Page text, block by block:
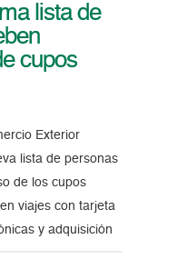
lista de
cupos
Exterior
lista de personas
de los cupos
viajes con tarjeta
y adquisición